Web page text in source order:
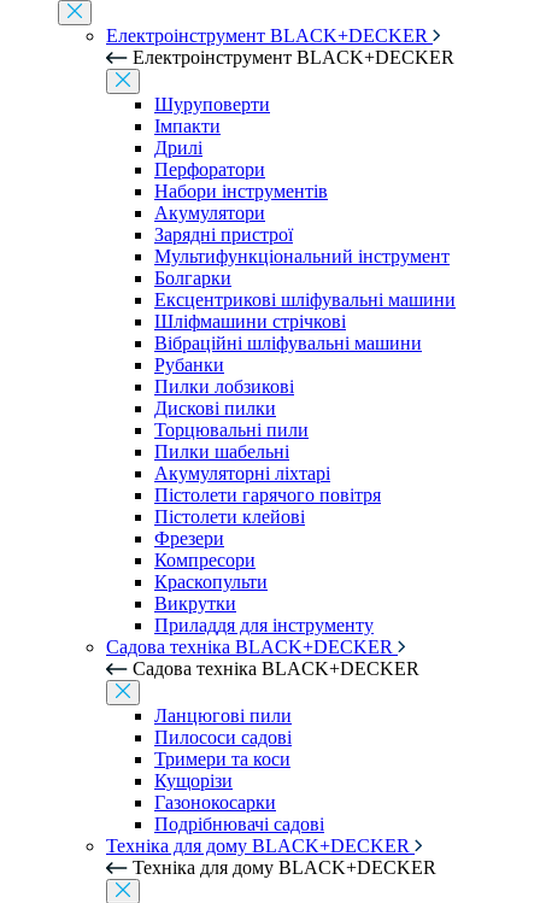
Електроінструмент BLACK+DECKER
Електроінструмент BLACK+DECKER
Шуруповерти
Імпакти
Дрилі
Перфоратори
Набори інструментів
Акумулятори
Зарядні пристрої
Мультифункціональний інструмент
Болгарки
Ексцентрикові шліфувальні машини
Шліфмашини стрічкові
Вібраційні шліфувальні машини
Рубанки
Пилки лобзикові
Дискові пилки
Торцювальні пили
Пилки шабельні
Акумуляторні ліхтарі
Пістолети гарячого повітря
Пістолети клейові
Фрезери
Компресори
Краскопульти
Викрутки
Приладдя для інструменту
Садова техніка BLACK+DECKER
Садова техніка BLACK+DECKER
Ланцюгові пили
Пилососи садові
Тримери та коси
Кущорізи
Газонокосарки
Подрібнювачі садові
Техніка для дому BLACK+DECKER
Техніка для дому BLACK+DECKER